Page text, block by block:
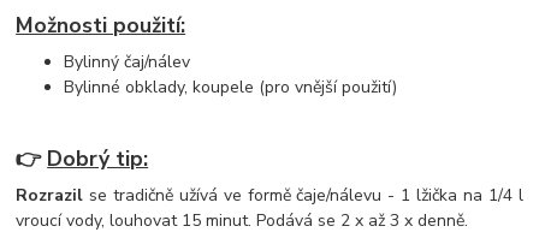
Možnosti použití:
Bylinný čaj/nálev
Bylinné obklady, koupele (pro vnější použití)
👉 Dobrý tip:
Rozrazil se tradičně užívá ve formě čaje/nálevu - 1 lžička na 1/4 l
vroucí vody, louhovat 15 minut. Podává se 2 x až 3 x denně.